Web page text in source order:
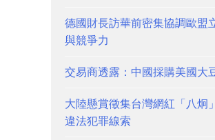
德國財長訪華前密集協調歐盟
與競爭力
交易商透露：中國採購美國大
大陸懸賞徵集台灣網紅「八炯
違法犯罪線索